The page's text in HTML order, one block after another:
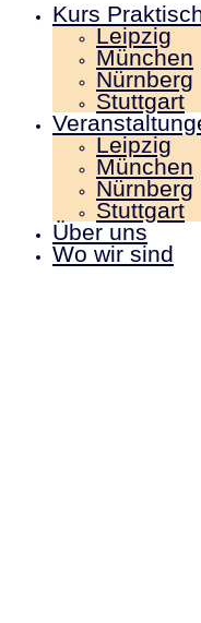
Kurs
Leipzig
München
Nürnberg
Stuttgart
Leipzig
München
Nürnberg
Stuttgart
Über uns
Wo wir sind